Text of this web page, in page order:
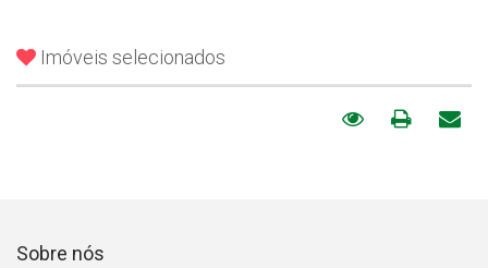
Imóveis selecionados
Sobre nós